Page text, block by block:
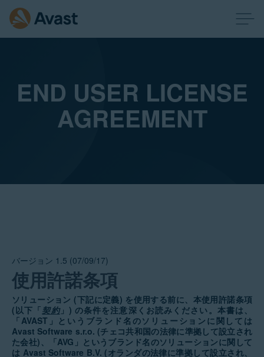
END USER LICENSE
AGREEMENT
バージョン 1.5 (07/09/17)
使用許諾条項
ソリューション (下記に定義) を使用する前に、本使用許諾条項
(以下「契約」) の条件を注意深くお読みください。本書は、
「AVAST」というブランド名のソリューションに関しては
Avast Software s.r.o. (チェコ共和国の法律に準拠して設立され
た会社)、「AVG」というブランド名のソリューションに関して
は Avast Software B.V. (オランダの法律に準拠して設立され、